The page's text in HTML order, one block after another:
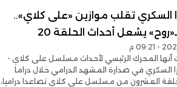
السكري تقلب موازين «على كلاي»..
يشعل أحداث الحلقة 20
أنها المحرك الرئيسي لأحداث مسلسل على كلاي -
السكري في صدارة المشهد الدرامي خلال دراما
شهدت الحلقة العشرون من مسلسل على كلاي تصاعدا دراميا،